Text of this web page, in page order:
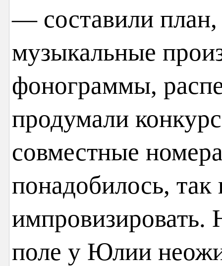
— составили
музыкальные
фонограммы,
продумали
совместные
понадобилось,
поле у Юлии